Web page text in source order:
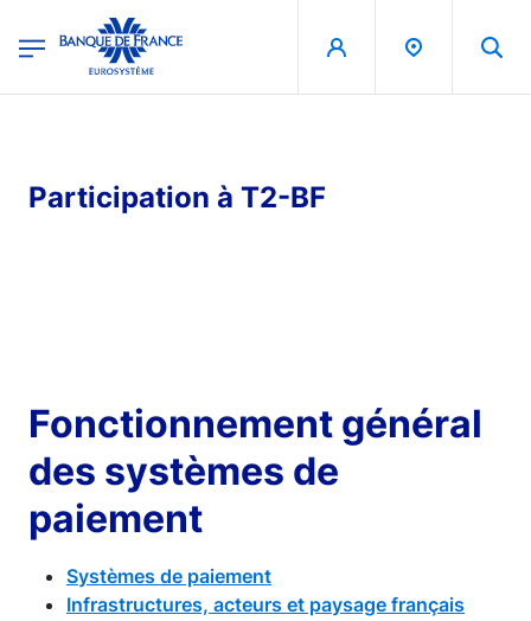
Banque de France - Menu Principal
Participation à T2-BF
Fonctionnement général
des systèmes de
paiement
Systèmes de paiement
Infrastructures, acteurs et paysage français